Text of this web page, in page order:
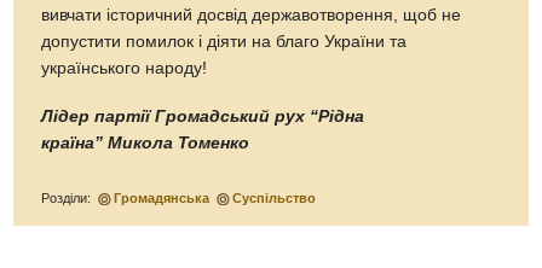
вивчати історичний досвід державотворення, щоб не
допустити помилок і діяти на благо України та
українського народу!
Лідер партії Громадський рух “Рідна
країна” Микола Томенко
Розділи: Громадянська Суспільство